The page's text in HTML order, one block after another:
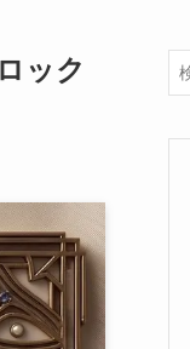
ック